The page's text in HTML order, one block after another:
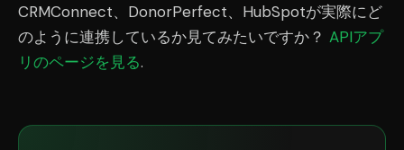
CRMConnect、DonorPerfect、HubSpotが実際にど
のように連携しているか見てみたいですか？ APIアプ
リのページを見る.